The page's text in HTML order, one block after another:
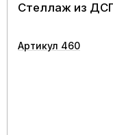
Стеллаж из
Артикул 460